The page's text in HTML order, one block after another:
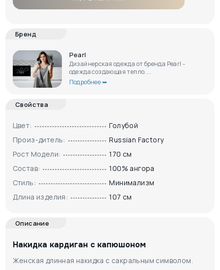
Бренд
Pearl
Дизайнерская одежда от бренда Pearl -
одежда создающая тепло....
Подробнее ➥
Свойства
Цвет:
Голубой
Произ-дитель:
Russian Factory
Рост Модели:
170 см
Состав:
100% ангора
Стиль:
Минимализм
Длина изделия:
107 см
Описание
Накидка кардиган с капюшоном
Женская длинная накидка с сакральным символом.